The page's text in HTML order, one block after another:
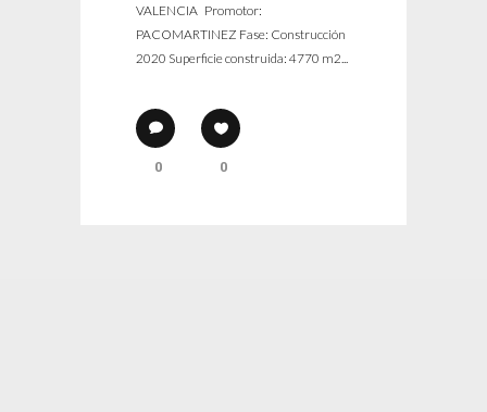
VALENCIA Promotor:
PACOMARTINEZ Fase: Construcción
2020 Superficie construida: 4770 m2...
0 0